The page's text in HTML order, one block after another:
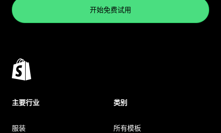
开始免费试用
主要行业
服装
类别
所有模板